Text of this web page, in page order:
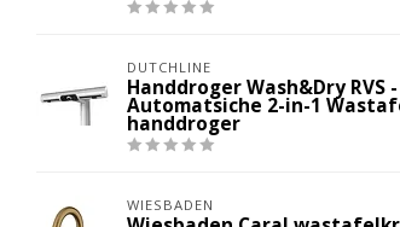
DUTCHLINE
Handdroger Wash&Dry RVS -
Automatsiche 2-in-1
handdroger
WIESBADEN